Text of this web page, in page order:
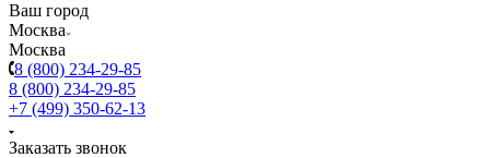
Ваш город
Москва
Москва
8 (800) 234-29-85
8 (800) 234-29-85
+7 (499) 350-62-13
Заказать звонок